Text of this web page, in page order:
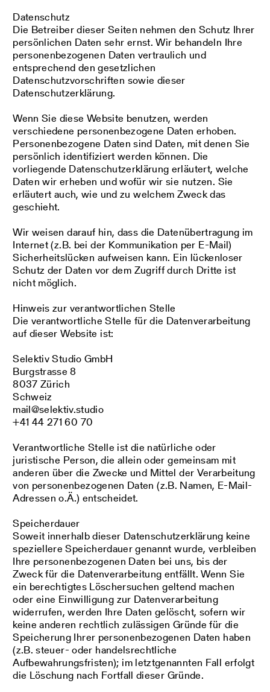
Datenschutz
Die Betreiber dieser Seiten nehmen den Schutz Ihrer
persönlichen Daten sehr ernst. Wir behandeln Ihre
personenbezogenen Daten vertraulich und
entsprechend den gesetzlichen
Datenschutzvorschriften sowie dieser
Datenschutzerklärung.
Wenn Sie diese Website benutzen, werden
verschiedene personenbezogene Daten erhoben.
Personenbezogene Daten sind Daten, mit denen Sie
persönlich identifiziert werden können. Die
vorliegende Datenschutzerklärung erläutert, welche
Daten wir erheben und wofür wir sie nutzen. Sie
erläutert auch, wie und zu welchem Zweck das
geschieht.
Wir weisen darauf hin, dass die Datenübertragung im
Internet (z.B. bei der Kommunikation per E-Mail)
Sicherheitslücken aufweisen kann. Ein lückenloser
Schutz der Daten vor dem Zugriff durch Dritte ist
nicht möglich.
Hinweis zur verantwortlichen Stelle
Die verantwortliche Stelle für die Datenverarbeitung
auf dieser Website ist:
Selektiv Studio GmbH
Burgstrasse 8
8037 Zürich
Schweiz
mail@selektiv.studio
+41 44 271 60 70
Verantwortliche Stelle ist die natürliche oder
juristische Person, die allein oder gemeinsam mit
anderen über die Zwecke und Mittel der Verarbeitung
von personenbezogenen Daten (z.B. Namen, E-Mail-
Adressen o.Ä.) entscheidet.
Speicherdauer
Soweit innerhalb dieser Datenschutzerklärung keine
speziellere Speicherdauer genannt wurde, verbleiben
Ihre personenbezogenen Daten bei uns, bis der
Zweck für die Datenverarbeitung entfällt. Wenn Sie
ein berechtigtes Löschersuchen geltend machen
oder eine Einwilligung zur Datenverarbeitung
widerrufen, werden Ihre Daten gelöscht, sofern wir
keine anderen rechtlich zulässigen Gründe für die
Speicherung Ihrer personenbezogenen Daten haben
(z.B. steuer- oder handelsrechtliche
Aufbewahrungsfristen); im letztgenannten Fall erfolgt
die Löschung nach Fortfall dieser Gründe.